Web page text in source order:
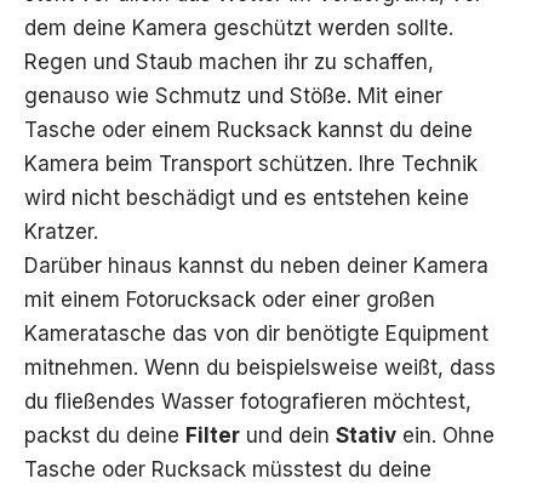
dem deine Kamera geschützt werden sollte.
Regen und Staub machen ihr zu schaffen,
genauso wie Schmutz und Stöße. Mit einer
Tasche oder einem Rucksack kannst du deine
Kamera beim Transport schützen. Ihre Technik
wird nicht beschädigt und es entstehen keine
Kratzer.
Darüber hinaus kannst du neben deiner Kamera
mit einem Fotorucksack oder einer großen
Kameratasche das von dir benötigte Equipment
mitnehmen. Wenn du beispielsweise weißt, dass
du fließendes Wasser fotografieren möchtest,
packst du deine Filter und dein Stativ ein. Ohne
Tasche oder Rucksack müsstest du deine